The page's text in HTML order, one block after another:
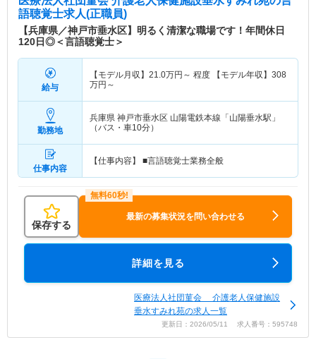
語聴覚士求人(正職員)
【兵庫県／神戸市垂水区】明るく清潔な職場です！年間休日
120日◎＜言語聴覚士＞
給与
【モデル月収】 21.0万円～ 程度 【モデル年収】 308
万円～
勤務地
兵庫県 神戸市垂水区 山陽電鉄本線「山陽垂水駅」
（バス・車10分）
仕事内容
【仕事内容】 ■言語聴覚士業務全般
保存する
最新の募集状況を問い合わせる
詳細を見る
医療法人社団菫会 介護老人保健施設
垂水すみれ苑の求人一覧
更新日：2026/05/11 求人番号：595748